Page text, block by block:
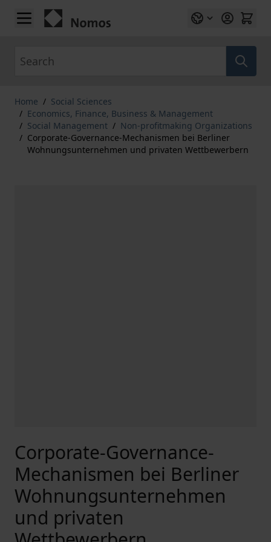
Skip to Content
Home / Social Sciences
/ Economics, Finance, Business & Management
/ Social Management / Non-profitmaking Organizations
/ Corporate-Governance-Mechanismen bei Berliner
Wohnungsunternehmen und privaten Wettbewerbern
Corporate-Governance-
Mechanismen bei Berliner
Wohnungsunternehmen
und privaten